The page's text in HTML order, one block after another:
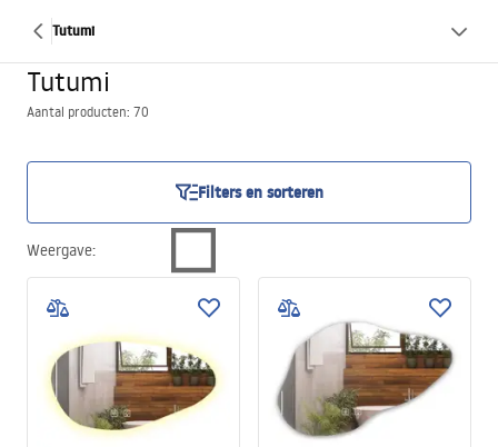
Tutumi
Tutumi
Aantal producten: 70
Filters en sorteren
Weergave: